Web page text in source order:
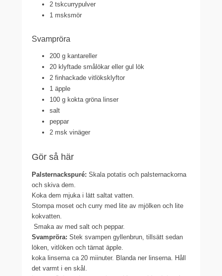
2 tskcurrypulver
1 msksmör
Svampröra
200 g kantareller
20 klyftade smålökar eller gul lök
2 finhackade vitlöksklyftor
1 äpple
100 g kokta gröna linser
salt
peppar
2 msk vinäger
Gör så här
Palsternackspuré: Skala potatis och palsternackorna
och skiva dem.
Koka dem mjuka i lätt saltat vatten.
Stompa moset och curry med lite av mjölken och lite
kokvatten.
Smaka av med salt och peppar.
Svampröra: Stek svampen gyllenbrun, tillsätt sedan
löken, vitlöken och tärnat äpple.
koka linserna ca 20 miinuter. Blanda ner linserna. Håll
det varmt i en skål.